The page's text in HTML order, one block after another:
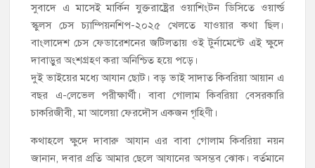
সুবাদে এ মাসেই মার্কিন যুক্তরাষ্ট্রের ওয়াশিংটন ডিসিতে ওয়ার্ল্ড
স্কুলস চেস চ্যাম্পিয়নশিপ-২০২৫ খেলতে যাওয়ার কথা ছিল।
বাংলাদেশ চেস ফেডারেশনের জটিলতায় ওই টুর্নামেন্টে এই ক্ষুদে
দাবাড়ুর অংশগ্রহণ করা অনিশ্চিত হয়ে পড়ে।
দুই ভাইয়ের মধ্যে আযান ছোট। বড় ভাই সাদাত কিবরিয়া আয়ান এ
বছর এ-লেভেল পরীক্ষার্থী। বাবা গোলাম কিবরিয়া বেসরকারি
চাকরিজীবী, মা আলেয়া ফেরদৌস একজন গৃহিণী।
কথাহলে ক্ষুদে দাবারু আযান এর বাবা গোলাম কিবরিয়া নয়ন
জানান, দবার প্রতি আমার ছেলে আযানের অসম্ভব ঝোক। বর্তমানে